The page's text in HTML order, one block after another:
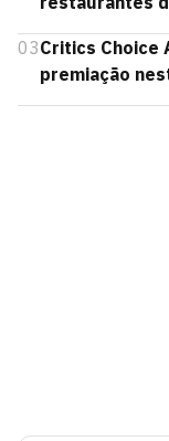
03Critics Choice
premiação